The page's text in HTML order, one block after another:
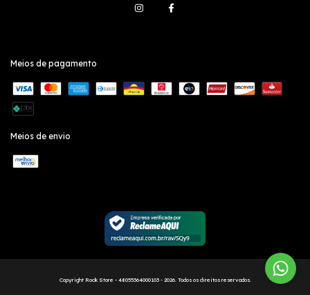
Meios de pagamento
Meios de envio
Copyright Rock Store - 48055364000103 - 2026. Todos os direitos reservados.